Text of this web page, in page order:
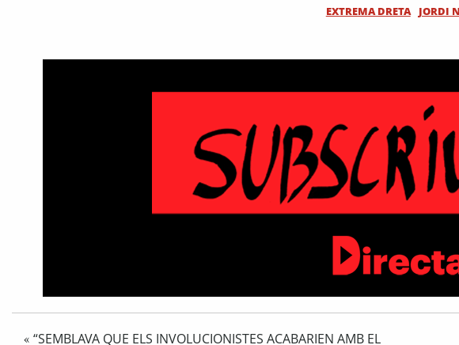
EXTREMA DRETA JORDI
« “SEMBLAVA QUE ELS INVOLUCIONISTES ACABARIEN AMB EL